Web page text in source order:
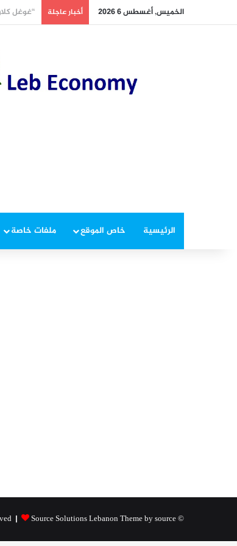
الخميس, أغسطس 6 2026 أخبار عاجلة الجيش
الرئيسية خاص الموقع ملفات خاصة
© Copyright 2026, All Rights Reserved |
Source Solutions Lebanon Theme by source